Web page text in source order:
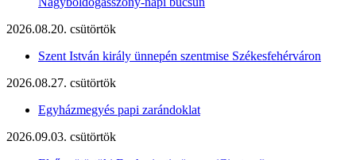
2026.08.20. csütörtök
Szent István király ünnepén szentmise Székesfehérváron
2026.08.27. csütörtök
Egyházmegyés papi zarándoklat
2026.09.03. csütörtök